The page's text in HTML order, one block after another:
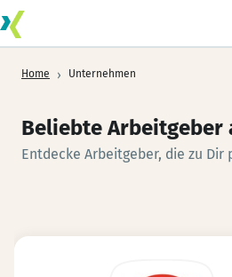
Home › Unternehmen
Beliebte Arbeitgeber
Entdecke Arbeitgeber, die zu Dir